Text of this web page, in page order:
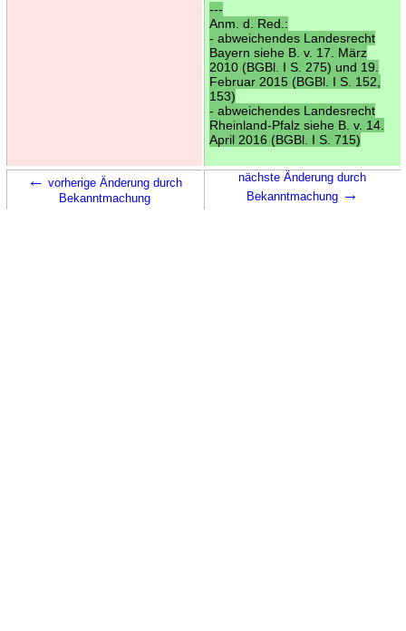
---
Anm. d. Red.:
- abweichendes Landesrecht
Bayern siehe B. v. 17. März
2010 (BGBl. I S. 275) und 19.
Februar 2015 (BGBl. I S. 152,
153)
- abweichendes Landesrecht
Rheinland-Pfalz siehe B. v. 14.
April 2016 (BGBl. I S. 715)
← vorherige Änderung durch
Bekanntmachung
nächste Änderung durch
Bekanntmachung →